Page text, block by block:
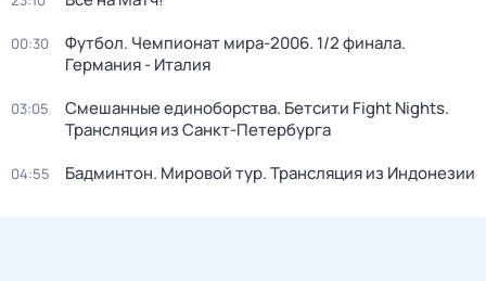
00:30
Футбол. Чемпионат мира-2006. 1/2 финала.
Германия - Италия
03:05
Смешанные единоборства. Бетсити Fight Nights.
Трансляция из Санкт-Петербурга
04:55 Бадминтон. Мировой тур. Трансляция из Индонезии